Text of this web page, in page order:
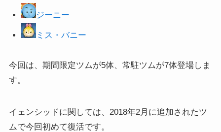
ジーニー
ミス・バニー
今回は、期間限定ツムが5体、常駐ツムが7体登場しま
す。
イェンシッドに関しては、2018年2月に追加されたツ
ムで今回初めて復活です。